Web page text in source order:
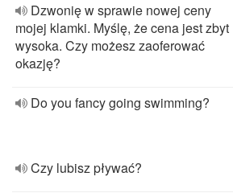
Dzwonię w sprawie nowej ceny
mojej klamki. Myślę, że cena jest zbyt
wysoka. Czy możesz zaoferować
okazję?
Do you fancy going swimming?
Czy lubisz pływać?